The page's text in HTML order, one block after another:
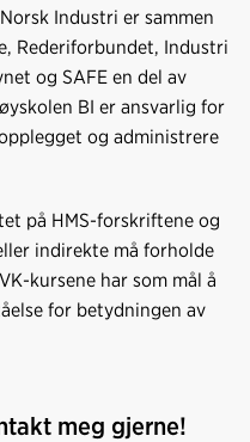
Industri er sammen
Rederiforbundet, Industri
og SAFE en del av
BI er ansvarlig for
og administrere
på HMS-forskriftene og
indirekte må forholde
kursene har som mål å
for betydningen av
meg gjerne!